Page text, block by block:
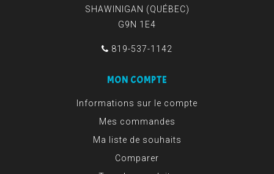
SHAWINIGAN (QUÉBEC)
G9N 1E4
819-537-1142
MON COMPTE
Informations sur le compte
Mes commandes
Ma liste de souhaits
Comparer